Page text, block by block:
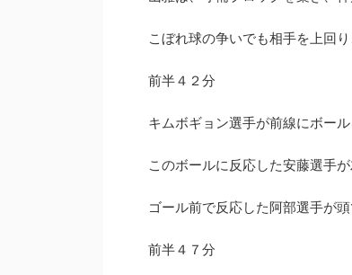
こぼれ球の争いでも相手を上回
前半４２分
キムボギョン選手が前線にボー
このボールに反応した安藤選手
ゴール前で反応した阿部選手が
前半４７分